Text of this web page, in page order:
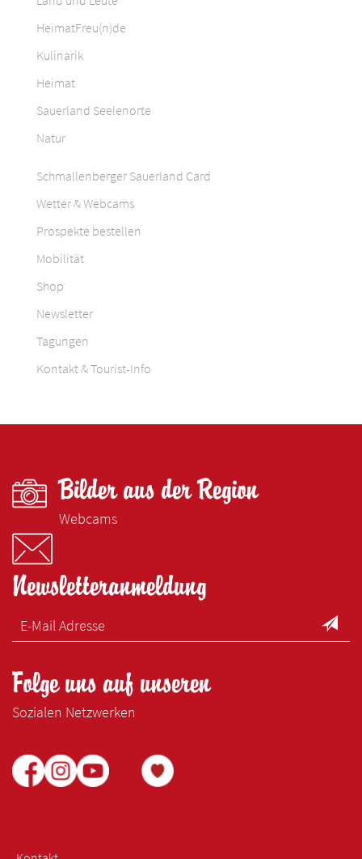
HeimatFreu(n)de
Kulinarik
Heimat
Sauerland Seelenorte
Natur
Schmallenberger Sauerland Card
Wetter & Webcams
Prospekte bestellen
Mobilität
Shop
Newsletter
Tagungen
Kontakt & Tourist-Info
Bilder aus der Region
Webcams
Newsletteranmeldung
Folge uns auf unseren
Sozialen Netzwerken